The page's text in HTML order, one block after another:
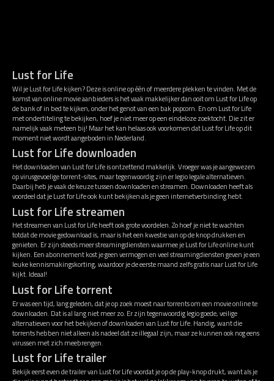
Lust for Life
Wil je Lust for Life kijken? Deze is online op één of meerdere plekken te vinden. Met de
komst van online movie aanbieders is het vaak makkelijker dan ooit om Lust for Life op
de bank of in bed te kijken, onder het genot van een bak popcorn. En om Lust for Life
met ondertiteling te bekijken, hoef je niet meer op een eindeloze zoektocht. Die zit er
namelijk vaak meteen bij! Maar het kan helaas ook voorkomen dat Lust for Life op dit
moment niet wordt aangeboden in Nederland.
Lust for Life downloaden
Het downloaden van Lust for Life is ontzettend makkelijk. Vroeger was je aangewezen
op virusgevoelige torrent-sites, maar tegenwoordig zijn er legio legale alternatieven.
Daarbij heb je vaak de keuze tussen downloaden en streamen. Downloaden heeft als
voordeel dat je Lust for Life ook kunt bekijken als je geen internetverbinding hebt.
Lust for Life streamen
Het streamen van Lust for Life heeft ook grote voordelen. Zo hoef je niet te wachten
totdat de movie gedownload is, maar is het een kwestie van op de knop drukken en
genieten. Er zijn steeds meer streamingdiensten waarmee je Lust for Life online kunt
kijken. Een abonnement kost je geen vermogen en veel streamingdiensten geven je een
leuke kennismakingskorting, waardoor je de eerste maand zelfs gratis naar Lust for Life
kijkt. Ideaal!
Lust for Life torrent
Er was een tijd, lang geleden, dat je op zoek moest naar torrents om een movie online te
downloaden. Dat is al lang niet meer zo. Er zijn tegenwoordig legio goede, veilige
alternatieven voor het bekijken of downloaden van Lust for Life. Handig, want die
torrents hebben niet alleen als nadeel dat ze illegaal zijn, maar ze kunnen ook nog eens
virussen met zich meebrengen.
Lust for Life trailer
Bekijk eerst even de trailer van Lust for Life voordat je op de play-knop drukt, want als je